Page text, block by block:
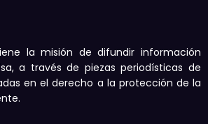
la misión de difundir información
a través de piezas periodísticas de
en el derecho a la protección de la